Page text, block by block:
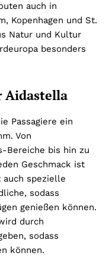
auch in
Kopenhagen und St.
Natur und Kultur
besonders
Aidastella
Passagiere ein
Von
Bereiche bis hin zu
Geschmack ist
spezielle
sodass
genießen können.
durch
sodass
können.